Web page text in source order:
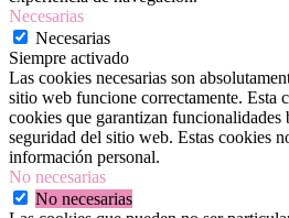
Necesarias
Necesarias
Siempre activado
Las cookies necesarias son
sitio web funcione correctamente. Esta
cookies que garantizan funcionalidades
seguridad del sitio web. Estas cookies
información personal.
No necesarias
No necesarias